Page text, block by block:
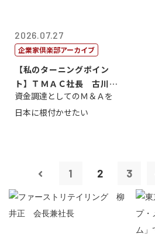
2026.07.27
企業家倶楽部アーカイブ
【私のターニングポイン
ト】ＴＭＡＣ社長 古川英
一
資金調達としてのＭ＆Ａを
日本に根付かせたい
1 2 3